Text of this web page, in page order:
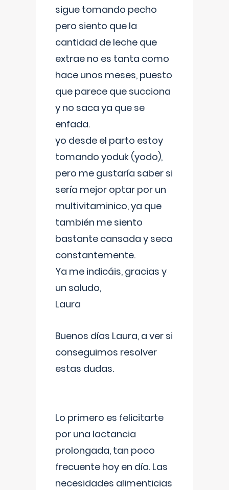
sigue tomando pecho
pero siento que la
cantidad de leche que
extrae no es tanta como
hace unos meses, puesto
que parece que succiona
y no saca ya que se
enfada.
yo desde el parto estoy
tomando yoduk (yodo),
pero me gustaría saber si
sería mejor optar por un
multivitaminico, ya que
también me siento
bastante cansada y seca
constantemente.
Ya me indicáis, gracias y
un saludo,
Laura
Buenos días Laura, a ver si
conseguimos resolver
estas dudas.
Lo primero es felicitarte
por una lactancia
prolongada, tan poco
frecuente hoy en día. Las
necesidades alimenticias